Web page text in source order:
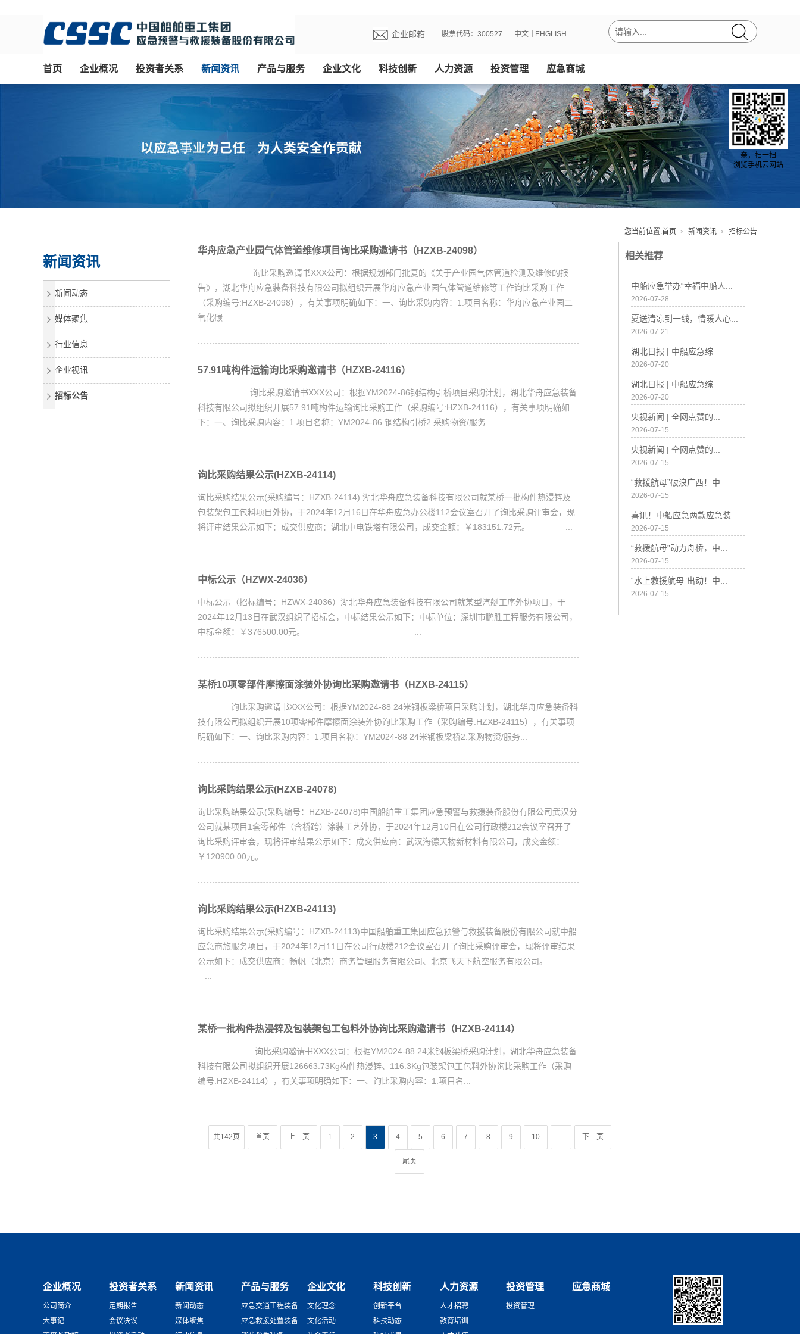
企业邮箱 股票代码：300527 EHGLISH
中文
首页 企业概况 投资者关系 新闻资讯 产品与服务 企业文化 科技创新 人力资源 投资管理 应急商城
您当前位置:首页 新闻资讯 招标公告
新闻资讯
新闻动态
媒体聚焦
行业信息
企业视讯
招标公告
华舟应急产业园气体管道维修项目询比采购邀请书（HZXB-24098）
询比采购邀请书XXX公司：根据规划部门批复的《关于产业园气体管道检测及维修的报
告》，湖北华舟应急装备科技有限公司拟组织开展华舟应急产业园气体管道维修等工作询比采购工作
（采购编号:HZXB-24098），有关事项明确如下：一、询比采购内容：1.项目名称：华舟应急产业园二
氧化碳...
57.91吨构件运输询比采购邀请书（HZXB-24116）
询比采购邀请书XXX公司：根据YM2024-86钢结构引桥项目采购计划，湖北华舟应急装备
科技有限公司拟组织开展57.91吨构件运输询比采购工作（采购编号:HZXB-24116），有关事项明确如
下：一、询比采购内容：1.项目名称：YM2024-86 钢结构引桥2.采购物资/服务...
询比采购结果公示(HZXB-24114)
询比采购结果公示(采购编号：HZXB-24114) 湖北华舟应急装备科技有限公司就某桥一批构件热浸锌及
包装架包工包料项目外协，于2024年12月16日在华舟应急办公楼112会议室召开了询比采购评审会，现
将评审结果公示如下：成交供应商：湖北中电铁塔有限公司，成交金额：￥183151.72元。 ...
中标公示（HZWX-24036）
中标公示（招标编号：HZWX-24036）湖北华舟应急装备科技有限公司就某型汽艇工序外协项目，于
2024年12月13日在武汉组织了招标会，中标结果公示如下：中标单位：深圳市鹏胜工程服务有限公司，
中标金额：￥376500.00元。 ...
某桥10项零部件摩擦面涂装外协询比采购邀请书（HZXB-24115）
询比采购邀请书XXX公司：根据YM2024-88 24米钢板梁桥项目采购计划，湖北华舟应急装备科
技有限公司拟组织开展10项零部件摩擦面涂装外协询比采购工作（采购编号:HZXB-24115），有关事项
明确如下：一、询比采购内容：1.项目名称：YM2024-88 24米钢板梁桥2.采购物资/服务...
询比采购结果公示(HZXB-24078)
询比采购结果公示(采购编号：HZXB-24078)中国船舶重工集团应急预警与救援装备股份有限公司武汉分
公司就某项目1套零部件（含桥跨）涂装工艺外协，于2024年12月10日在公司行政楼212会议室召开了
询比采购评审会，现将评审结果公示如下：成交供应商：武汉海德天物新材料有限公司，成交金额：
￥120900.00元。 ...
询比采购结果公示(HZXB-24113)
询比采购结果公示(采购编号：HZXB-24113)中国船舶重工集团应急预警与救援装备股份有限公司就中船
应急商旅服务项目，于2024年12月11日在公司行政楼212会议室召开了询比采购评审会，现将评审结果
公示如下：成交供应商：畅帆（北京）商务管理服务有限公司、北京飞天下航空服务有限公司。
某桥一批构件热浸锌及包装架包工包料外协询比采购邀请书（HZXB-24114）
询比采购邀请书XXX公司：根据YM2024-88 24米钢板梁桥采购计划，湖北华舟应急装备
科技有限公司拟组织开展126663.73Kg构件热浸锌、116.3Kg包装架包工包料外协询比采购工作（采购
编号:HZXB-24114），有关事项明确如下：一、询比采购内容：1.项目名...
共142页 首页 上一页 1 2 3 4 5 6 7 8 9 10 ... 下一页
尾页
相关推荐
中船应急举办“幸福中船人...
2026-07-28
夏送清凉到一线，情暖人心...
2026-07-21
湖北日报 | 中船应急综...
2026-07-20
湖北日报 | 中船应急综...
2026-07-20
央视新闻 | 全网点赞的...
2026-07-15
央视新闻 | 全网点赞的...
2026-07-15
“救援航母”破浪广西！中...
2026-07-15
喜讯！中船应急两款应急装...
2026-07-15
“救援航母”动力舟桥，中...
2026-07-15
“水上救援航母”出动！中...
2026-07-15
企业概况
公司简介
大事记
投资者关系
定期报告
会议决议
新闻资讯
新闻动态
媒体聚焦
产品与服务
应急交通工程装备
应急救援处置装备
企业文化
文化理念
文化活动
科技创新
创新平台
科技动态
人力资源
人才招聘
教育培训
投资管理
投资管理
应急商城
亲，扫一扫
浏览手机云网站